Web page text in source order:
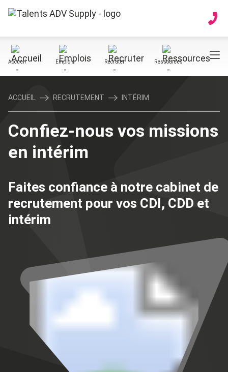
Accueil Emplois Recruter Ressources
ACCUEIL RECRUTEMENT INTÉRIM
Confiez-nous vos missions
en intérim
Faites confiance à notre cabinet de
recrutement pour vos CDI, CDD et
intérim